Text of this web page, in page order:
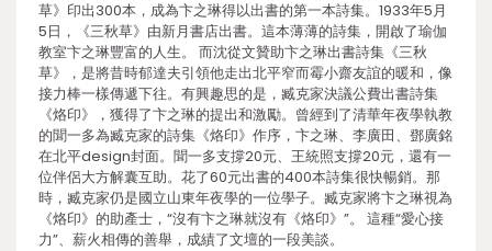
草》印出300本，成為卞之琳得以出書的第一本詩集。1933年5月
5日，《三秋草》由新月書店出書。這本薄薄的詩集，開啟了瑜伽
教室卞之琳豐富的人生。 而沈從文贊助卞之琳出書詩集《三秋
草》，是將昔時郁達夫引領他走出北平窄而霉小齋友誼的暖和，像
接力棒一樣傳遞下往。有興趣思的是，臧克家決議公費出書詩集
《烙印》，獲得了卞之琳的提出和激勵。曾經到了清華年夜學執教
的聞一多為臧克家的詩集《烙印》作序，卞之琳、李廣田、鄧廣銘
在北平design封面。聞一多支撐20元、王統照支撐20元，還有一
位伴侶大方解囊互助。花了60元出書的400本詩集很快暢銷。那
時，臧克家仍是國立山東年夜學的一位學子。臧克家將卞之琳視為
《烙印》的助產士，“沒有卞之琳就沒有《烙印》”。 這種“愛心接
力”、薪火相傳的善舉，成績了文壇的一段美談。